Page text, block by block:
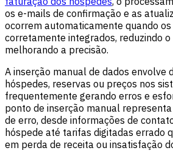
os e-mails de confirmação e as
ocorrem automaticamente quando
corretamente integrados, reduzindo
melhorando a precisão.
A inserção manual de dados envolve
hóspedes, reservas ou preços nos
frequentemente gerando erros e
ponto de inserção manual
de erro, desde informações de
hóspede até tarifas digitadas errado
em perda de receita ou insatisfação